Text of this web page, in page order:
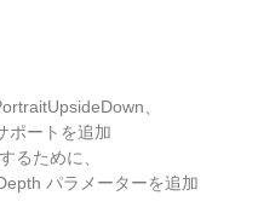
、
ポートを追加
るために、
パラメーターを追加